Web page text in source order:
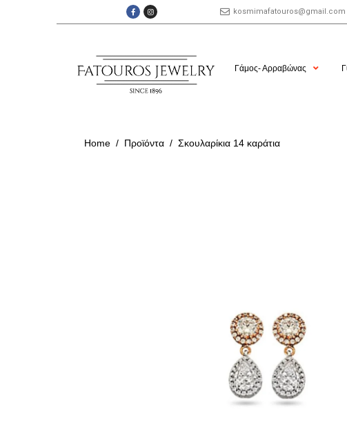
kosmimafatouros@gmail.com
Γάμος- Αρραβώνας
Home Προϊόντα Σκουλαρίκια 14 καράτια